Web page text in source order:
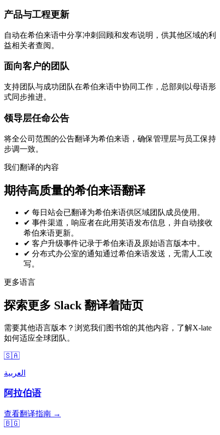
产品与工程更新
自动在希伯来语中分享冲刺回顾和发布说明，供其他区域的利
益相关者查阅。
面向客户的团队
支持团队与成功团队在希伯来语中协同工作，总部则以母语形
式同步推进。
领导层任命公告
将全公司范围的公告翻译为希伯来语，确保管理层与员工保持
步调一致。
我们翻译的内容
期待高质量的希伯来语翻译
✔ 每日站会已翻译为希伯来语供区域团队成员使用。
✔ 事件渠道，响应者在此用英语发布信息，并自动接收
希伯来语更新。
✔ 客户升级事件记录于希伯来语及原始语言版本中。
✔ 分布式办公室的通知通过希伯来语发送，无需人工改
写。
更多语言
探索更多 Slack 翻译着陆页
需要其他语言版本？浏览我们图书馆的其他内容，了解X-late
如何适应全球团队。
🇸🇦
العربية
阿拉伯语
查看翻译指南 →
🇧🇬